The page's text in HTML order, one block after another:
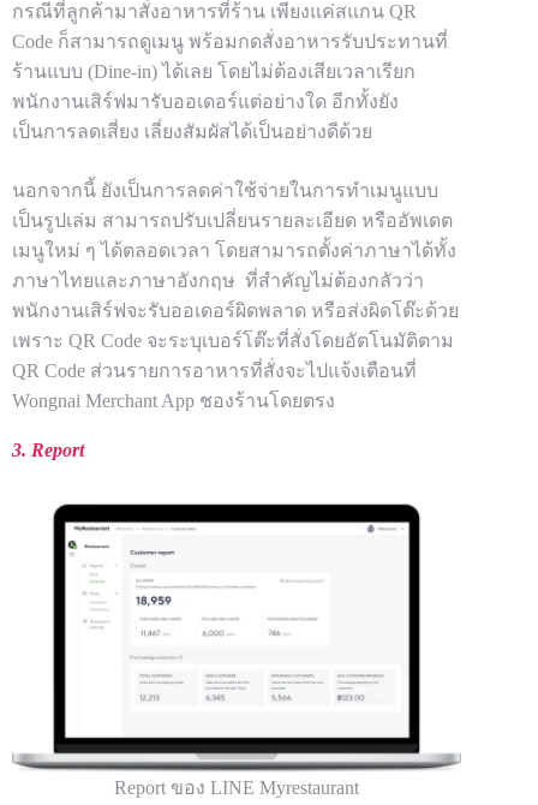
กรณีที่ลูกค้ามาสั่งอาหารที่ร้าน เพียงแค่สแกน QR
Code ก็สามารถดูเมนู พร้อมกดสั่งอาหารรับประทานที่
ร้านแบบ (Dine-in) ได้เลย โดยไม่ต้องเสียเวลาเรียก
พนักงานเสิร์ฟมารับออเดอร์แต่อย่างใด อีกทั้งยัง
เป็นการลดเสี่ยง เลี่ยงสัมผัสได้เป็นอย่างดีด้วย
นอกจากนี้ ยังเป็นการลดค่าใช้จ่ายในการทำเมนูแบบ
เป็นรูปเล่ม สามารถปรับเปลี่ยนรายละเอียด หรืออัพเดต
เมนูใหม่ ๆ ได้ตลอดเวลา โดยสามารถตั้งค่าภาษาได้ทั้ง
ภาษาไทยและภาษาอังกฤษ ที่สำคัญไม่ต้องกลัวว่า
พนักงานเสิร์ฟจะรับออเดอร์ผิดพลาด หรือส่งผิดโต๊ะด้วย
เพราะ QR Code จะระบุเบอร์โต๊ะที่สั่งโดยอัตโนมัติตาม
QR Code ส่วนรายการอาหารที่สั่งจะไปแจ้งเตือนที่
Wongnai Merchant App ชองร้านโดยตรง
3. Report
Report ของ LINE Myrestaurant